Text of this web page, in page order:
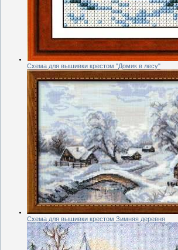
Схема для вышивки крестом "Домик в лесу"
Схема для вышивки крестом Зимняя деревня